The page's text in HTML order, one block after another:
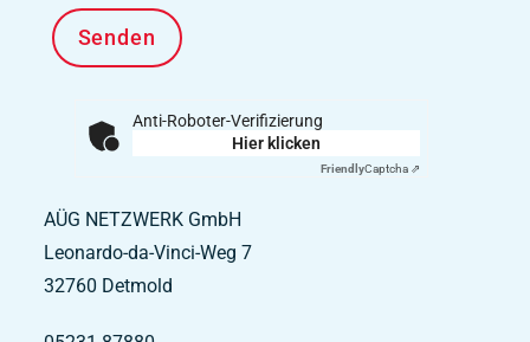
AÜG NETZWERK GmbH
Leonardo-da-Vinci-Weg 7
32760 Detmold
Anti-Roboter-Verifizierung
Hier klicken
FriendlyCaptcha ⇗